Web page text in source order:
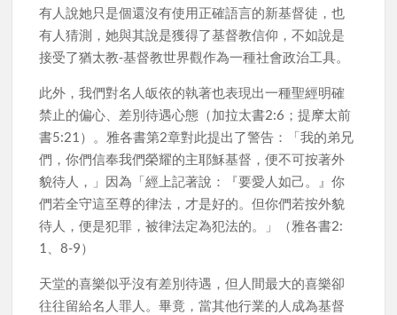
有人說她只是個還沒有使用正確語言的新基督徒，也
有人猜測，她與其說是獲得了基督教信仰，不如說是
接受了猶太教-基督教世界觀作為一種社會政治工具。
此外，我們對名人皈依的執著也表現出一種聖經明確
禁止的偏心、差別待遇心態（加拉太書2:6；提摩太前
書5:21）。雅各書第2章對此提出了警告：「我的弟兄
們，你們信奉我們榮耀的主耶穌基督，便不可按著外
貌待人，」因為「經上記著說：『要愛人如己。』你
們若全守這至尊的律法，才是好的。但你們若按外貌
待人，便是犯罪，被律法定為犯法的。」（雅各書2:
1、8-9）
天堂的喜樂似乎沒有差別待遇，但人間最大的喜樂卻
往往留給名人罪人。畢竟，當其他行業的人成為基督